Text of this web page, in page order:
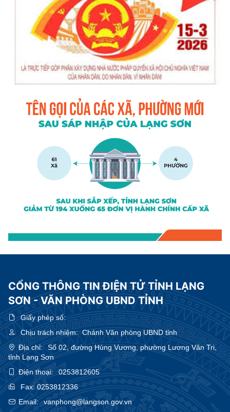
CỔNG THÔNG TIN ĐIỆN TỬ TỈNH LẠNG
SƠN - VĂN PHÒNG UBND TỈNH
Giấy phép số:
Chịu trách nhiệm:Chánh Văn phòng UBND tỉnh
Địa chỉ:
Số 02, đường Hùng Vương, phường Lương Văn Tri,
tỉnh Lạng Sơn
Điện thoại:
0253812605
Fax:0253812336
Email:
vanphong@langson.gov.vn